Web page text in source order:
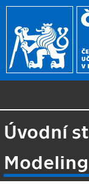
Úvodní